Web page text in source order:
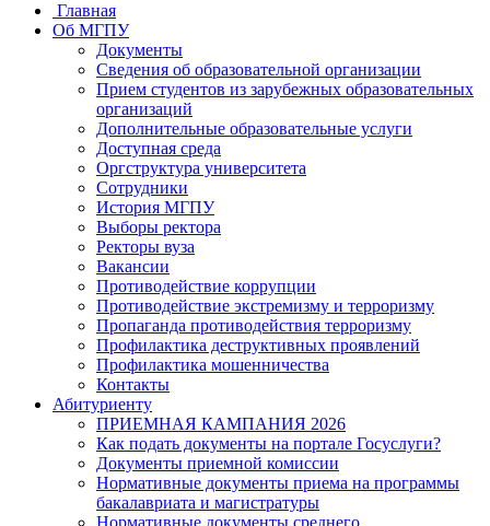
Главная
Об МГПУ
Документы
Сведения об образовательной организации
Прием студентов из зарубежных образовательных
организаций
Дополнительные образовательные услуги
Доступная среда
Оргструктура университета
Сотрудники
История МГПУ
Выборы ректора
Ректоры вуза
Вакансии
Противодействие коррупции
Противодействие экстремизму и терроризму
Пропаганда противодействия терроризму
Профилактика деструктивных проявлений
Профилактика мошенничества
Контакты
Абитуриенту
ПРИЕМНАЯ КАМПАНИЯ 2026
Как подать документы на портале Госуслуги?
Документы приемной комиссии
Нормативные документы приема на программы
бакалавриата и магистратуры
Нормативные документы среднего